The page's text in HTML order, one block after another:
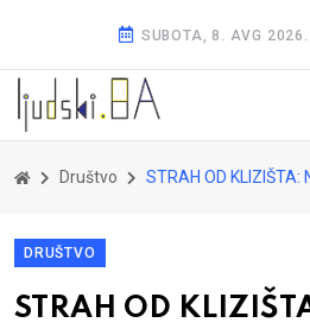
SUBOTA, 8. AVG 2026.
Društvo STRAH OD KLIZIŠTA: Nikšić nije umirio Sarajlije,
DRUŠTVO
STRAH OD